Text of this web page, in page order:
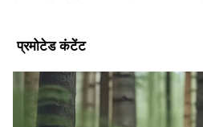
पौधा आप आसानी से ऑफिस
इसे ज्यादा केयर की जरूरत नहीं
बिल्कुल न रखें वरना ये पौधा